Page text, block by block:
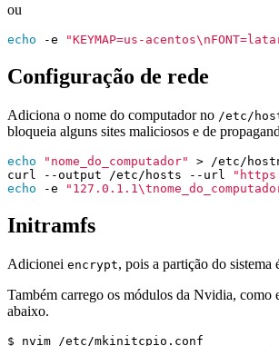
ou
echo -e "KEYMAP=us-
Configuração de rede
Adiciona o nome do computador no /etc/
bloqueia alguns sites maliciosos e de
echo "nome_do_computador"
curl --output /etc/hosts --url
echo -e
Initramfs
Adicionei encrypt, pois a partição do sistema
Também carrego os módulos da Nvidia, como
abaixo.